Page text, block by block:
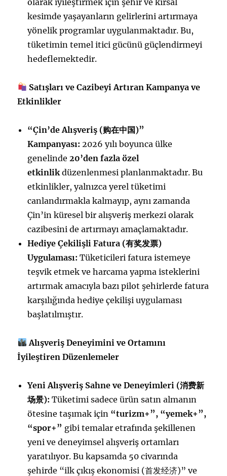
kesimde yaşayanların gelirlerini artırmaya
yönelik programlar uygulanmaktadır. Bu,
tüketimin temel itici gücünü güçlendirmeyi
hedeflemektedir.
Satışları ve Cazibeyi Artıran Kampanya ve
Etkinlikler
“Çin’de Alışveriş (购在中国)”
Kampanyası: 2026 yılı boyunca ülke
genelinde20’den fazla özel
etkinlik düzenlenmesi planlanmaktadır. Bu
etkinlikler, yalnızca yerel tüketimi
canlandırmakla kalmayıp, aynı zamanda
Çin’in küresel bir alışveriş merkezi olarak
cazibesini de artırmayı amaçlamaktadır.
Hediye Çekilişli Fatura (有奖发票)
Uygulaması: Tüketicileri fatura istemeye
teşvik etmek ve harcama yapma isteklerini
artırmak amacıyla bazı pilot şehirlerde fatura
karşılığında hediye çekilişi uygulaması
başlatılmıştır.
Alışveriş Deneyimini ve Ortamını
İyileştiren Düzenlemeler
Yeni Alışveriş Sahne ve Deneyimleri (消费新
场景): Tüketimi sadece ürün satın almanın
ötesine taşımak için “turizm+”, “yemek+”,
“spor+” gibi temalar etrafında şekillenen
yeni ve deneyimsel alışveriş ortamları
yaratılıyor. Bu kapsamda 50 civarında
şehirde “ilk çıkış ekonomisi (首发经济)” ve